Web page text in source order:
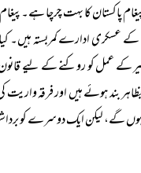
پاکستان کا بہت چرچا ہے۔پیغام
عسکری ادارے کمربستہ ہیں۔ کیا
کے عمل کو روکنے کے لیے
ہوئے ہیں اور فرقہ واریت کی
ہوں گے، لیکن ایک دوسرے کو